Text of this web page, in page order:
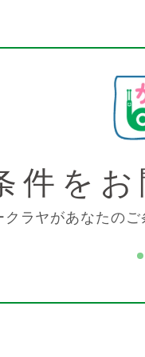
件を
クラヤがあなたのご